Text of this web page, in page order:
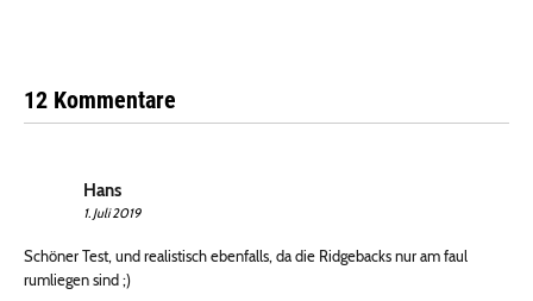
12 Kommentare
Hans
1. Juli 2019
Schöner Test, und realistisch ebenfalls, da die Ridgebacks nur am faul
rumliegen sind ;)